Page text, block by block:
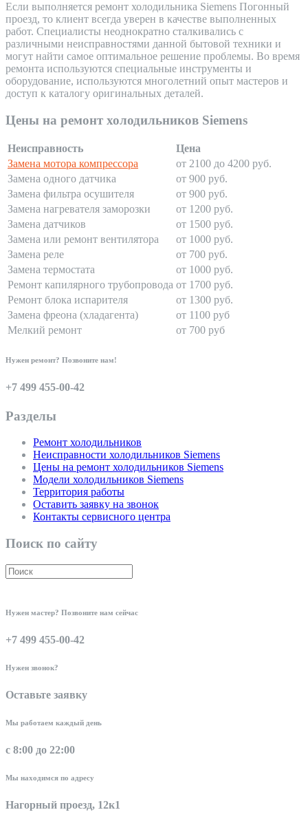
Если выполняется ремонт холодильника Siemens Погонный
проезд, то клиент всегда уверен в качестве выполненных
работ. Специалисты неоднократно сталкивались с
различными неисправностями данной бытовой техники и
могут найти самое оптимальное решение проблемы. Во время
ремонта используются специальные инструменты и
оборудование, используются многолетний опыт мастеров и
доступ к каталогу оригинальных деталей.
Цены на ремонт холодильников Siemens
Неисправность
Цена
Замена мотора компрессора
от 2100 до 4200 руб.
Замена одного датчика
от 900 руб.
Замена фильтра осушителя
от 900 руб.
Замена нагревателя заморозки
от 1200 руб.
Замена датчиков
от 1500 руб.
Замена или ремонт вентилятора
от 1000 руб.
Замена реле
от 700 руб.
Замена термостата
от 1000 руб.
Ремонт капилярного трубопровода от 1700 руб.
Ремонт блока испарителя
от 1300 руб.
Замена фреона (хладагента)
от 1100 руб
Мелкий ремонт
от 700 руб
Нужен ремонт? Позвоните нам!
+7 499 455-00-42
Разделы
Ремонт холодильников
Неисправности холодильников Siemens
Цены на ремонт холодильников Siemens
Модели холодильников Siemens
Территория работы
Оставить заявку на звонок
Контакты сервисного центра
Поиск по сайту
Нужен мастер? Позвоните нам сейчас
+7 499 455-00-42
Нужен звонок?
Оставьте заявку
Мы работаем каждый день
с 8:00 до 22:00
Мы находимся по адресу
Нагорный проезд, 12к1